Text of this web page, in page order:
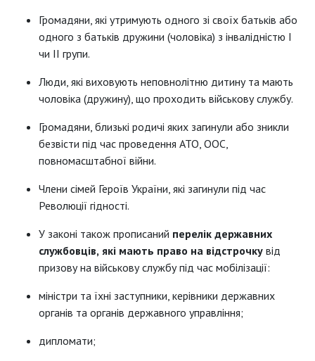
Громадяни, які утримують одного зі своїх батьків або
одного з батьків дружини (чоловіка) з інвалідністю І
чи ІІ групи.
Люди, які виховують неповнолітню дитину та мають
чоловіка (дружину), що проходить військову службу.
Громадяни, близькі родичі яких загинули або зникли
безвісти під час проведення АТО, ООС,
повномасштабної війни.
Члени сімей Героїв України, які загинули під час
Революції гідності.
У законі також прописаний перелік державних
службовців, які мають право на відстрочку від
призову на військову службу під час мобілізації:
міністри та їхні заступники, керівники державних
органів та органів державного управління;
дипломати;